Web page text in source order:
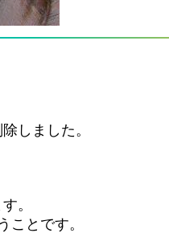
しました。
す。
とです。